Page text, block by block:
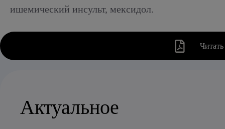
ишемический инсульт, мексидол.
Читать
Актуальное